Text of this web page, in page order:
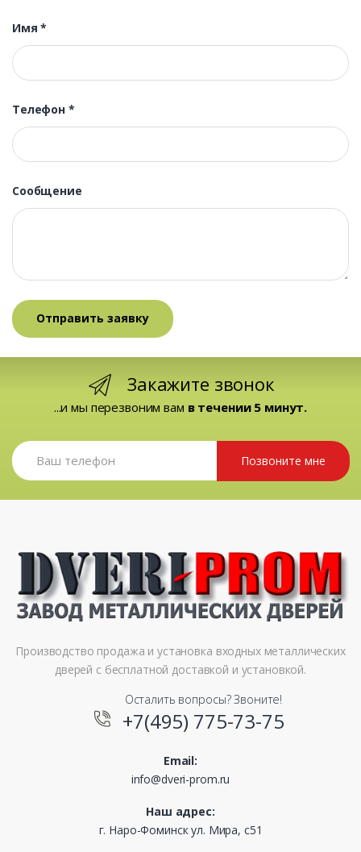
Имя*
Телефон *
Сообщение
Закажите звонок
...и мы перезвоним вам в течении 5 минут.
Позвоните мне
Производство продажа и установка входных металлических
дверей с бесплатной доставкой и установкой.
Осталить вопросы? Звоните!
+7(495) 775-73-75
Email:
info@dveri-prom.ru
Наш адрес:
г. Наро-Фоминск ул. Мира, с51